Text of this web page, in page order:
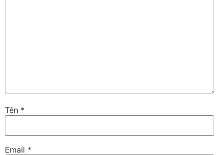
Tên *
Email *